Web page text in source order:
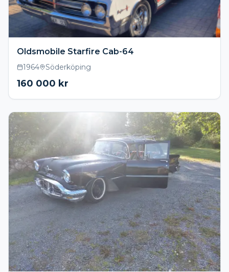
Oldsmobile Starfire Cab-64
1964 Söderköping
160 000 kr